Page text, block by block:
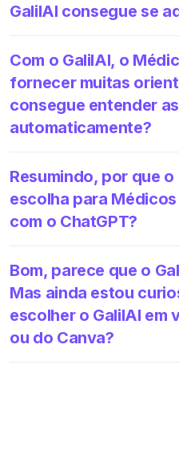
GalilAI consegue se
Com o GalilAI, o
fornecer muitas
consegue entender
automaticamente?
Resumindo, por que o
escolha para
com o ChatGPT?
Bom, parece que o
Mas ainda estou
escolher o GalilAI em
ou do Canva?